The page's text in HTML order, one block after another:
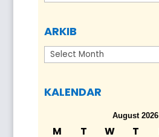
ARKIB
Arkib
KALENDAR
August 2026
M T W T